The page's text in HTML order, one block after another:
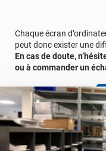
Chaque écran
peut donc exister une
En cas de doute,
ou à commander un